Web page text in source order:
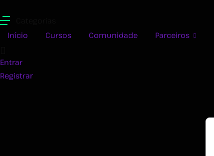
Início
Cursos Comunidade Parceiros
Entrar
Registrar